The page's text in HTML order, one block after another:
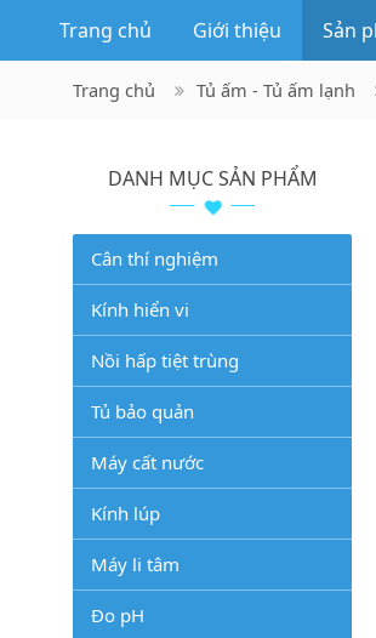
Trang chủ Giới thiệu Sản
Trang chủ Tủ ấm - Tủ ấm lạnh
DANH MỤC SẢN PHẨM
Cân thí nghiệm
Kính hiển vi
Nồi hấp tiệt trùng
Tủ bảo quản
Máy cất nước
Kính lúp
Máy li tâm
Đo pH